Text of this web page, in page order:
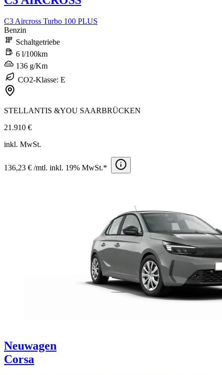
C3 Aircross Turbo 100 PLUS
Benzin
Schaltgetriebe
6 l/100km
136 g/Km
CO2-Klasse: E
STELLANTIS &YOU SAARBRÜCKEN
21.910 €
inkl. MwSt.
136,23 € /mtl. inkl. 19% MwSt.*
Neuwagen
Corsa